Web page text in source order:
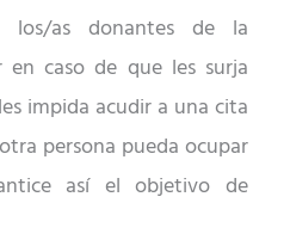
los/as donantes de la
en caso de que les surja
impida acudir a una cita
persona pueda ocupar
así el objetivo de